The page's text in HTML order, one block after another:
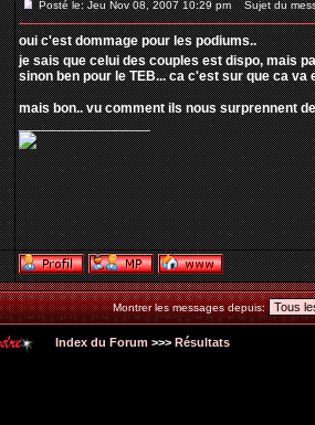
Posté le: Jeu Nov 08, 2007 10:29 pm Sujet du
oui c'est dommage pour les podiums..
je sais que celui des couples est dispo, mais
sinon ben pour le TEB... ca c'est sur que ca va
mais bon.. vu comment ils nous surprennent
_________________
Montrer les messages depuis:
Index du Forum >>> Résultats